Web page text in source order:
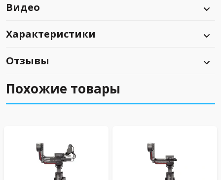
Видео
Характеристики
Отзывы
Похожие товары